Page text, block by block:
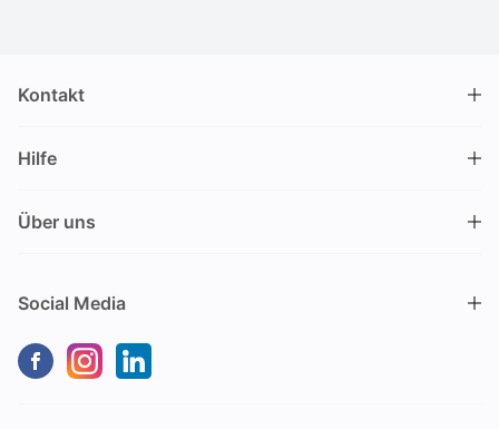
Kontakt
Nüschelerstrasse 35
Schweiz
info@drinks.ch
9.00 – 12.00 und 13.30 – 17.00
Hilfe
Lieferung & Abholung
Zahlungsoptionen
Transportschaden
Über uns
Über uns
Nachhaltigkeit
Social Media